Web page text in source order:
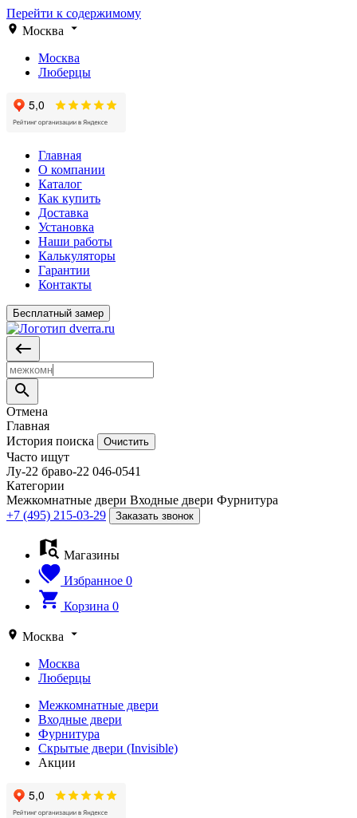
Перейти к содержимому
Москва
Москва
Люберцы
Главная
О компании
Каталог
Как купить
Доставка
Установка
Наши работы
Калькуляторы
Гарантии
Контакты
Бесплатный замер
Отмена
Главная
История поиска
Очистить
Часто ищут
Лу-22 браво-22 046-0541
Категории
Межкомнатные двери Входные двери Фурнитура
+7 (495) 215-03-29
Заказать звонок
Магазины
Избранное 0
Корзина 0
Москва
Москва
Люберцы
Межкомнатные двери
Входные двери
Фурнитура
Скрытые двери (Invisible)
Акции